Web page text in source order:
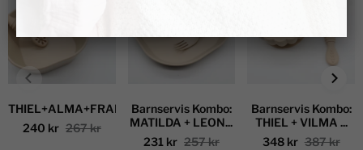
THIEL+ALMA+FRANZ
240 kr 267 kr
Barnservis Kombo:
MATILDA + LEON...
231 kr 257 kr
Barnservis Kombo:
THIEL + VILMA ...
348 kr 387 kr